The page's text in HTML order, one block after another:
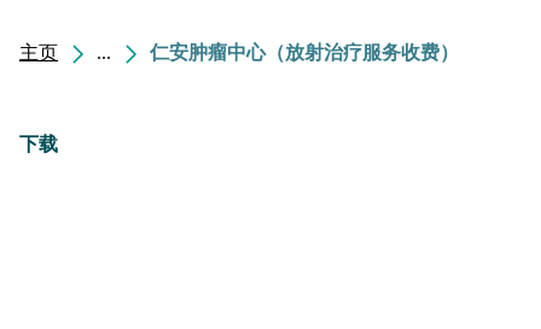
主页 ... 仁安肿瘤中心（放射治疗服务收费）
下载